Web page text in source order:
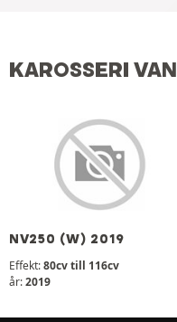
KAROSSERI VAN
NV250 (W) 2019
Effekt:80cv till 116cv
år:2019